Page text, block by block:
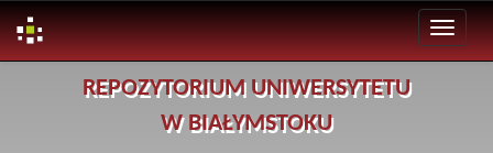
REPOZYTORIUM UNIWERSYTETU
W BIAŁYMSTOKU